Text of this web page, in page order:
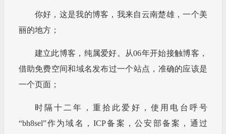
你好，这是我的博客，我来自云南楚雄，一个美
丽的地方；
建立此博客，纯属爱好。从06年开始接触博客，
借助免费空间和域名发布过一个站点，准确的应该是
一个页面；
时隔十二年，重拾此爱好，使用电台呼号
“bh8sel”作为域名，ICP备案，公安部备案，通过